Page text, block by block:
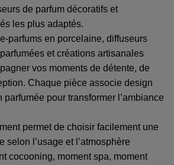
de parfum décoratifs et
les plus adaptés.
parfums en porcelaine, diffuseurs
et créations artisanales
vos moments de détente, de
Chaque pièce associe design
parfumée pour transformer l’ambiance
permet de choisir facilement une
selon l’usage et l’atmosphère
cocooning, moment spa, moment